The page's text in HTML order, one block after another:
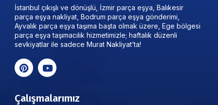
İstanbul çıkışlı ve dönüşlü, İzmir parça eşya, Balıkesir
parça eşya nakliyat, Bodrum parça eşya gönderimi,
Ayvalık parça eşya taşıma başta olmak üzere, Ege bölgesi
parça eşya taşımacılık hizmetimizle; haftalık düzenli
sevkiyatlar ile sadece Murat Nakliyat’ta!
Çalışmalarımız